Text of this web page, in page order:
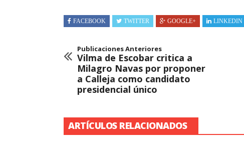
FACEBOOK TWITTER GOOGLE+ LINKEDIN
Publicaciones Anteriores
Vilma de Escobar critica a
Milagro Navas por proponer
a Calleja como candidato
presidencial único
ARTÍCULOS RELACIONADOS